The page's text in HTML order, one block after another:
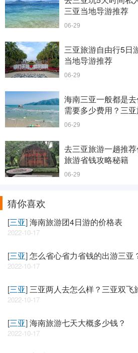
三亚当地导游推荐
06-29
三亚旅游自由行5日
当地导游推荐
06-29
海南三亚一般都是
需要多少费用？三
06-29
去三亚旅游一趟推
旅游省钱攻略秘籍
06-29
猜你喜欢
[三亚]海南旅游团4日游的价格表
2022-10-17
[三亚]怎么省心省力省钱的出游三亚
2022-10-17
[三亚] 三亚两人去怎么样？三亚双飞
2022-10-17
[三亚]海南旅游七天大概多少钱？
2022-10-17